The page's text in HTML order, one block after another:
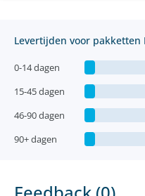
Levertijden voor pakketten
0-14 dagen
15-45 dagen
46-90 dagen
90+ dagen